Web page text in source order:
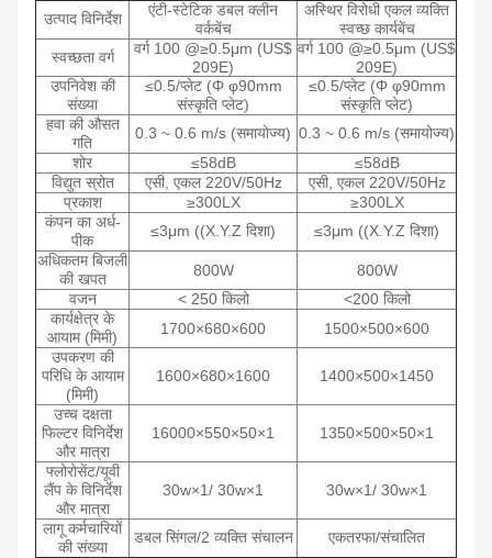
उत्पाद विनिर्देश
एंटी-स्टेटिक डबल क्लीन
वर्कबेंच
अस्थिर विरोधी एकल व्यक्ति
स्वच्छ कार्यबेंच
स्वच्छता वर्ग
वर्ग 100 @≥0.5μm (US$
209E)
वर्ग 100 @≥0.5μm (US$
209E)
उपनिवेश की
संख्या
≤0.5/प्लेट (Φ φ90mm
संस्कृति प्लेट)
≤0.5/प्लेट (Φ φ90mm
संस्कृति प्लेट)
हवा की औसत
गति
0.3 ~ 0.6 m/s (समायोज्य) 0.3 ~ 0.6 m/s (समायोज्य)
शोर
≤58dB
≤58dB
विद्युत स्रोत
एसी, एकल 220V/50Hz
एसी, एकल 220V/50Hz
प्रकाश
≥300LX
≥300LX
कंपन का अर्ध-
पीक
≤3μm ((X.Y.Z दिशा)
≤3μm ((X.Y.Z दिशा)
अधिकतम बिजली
की खपत
800W
800W
वजन
< 250 किलो
<200 किलो
कार्यक्षेत्र के
आयाम (मिमी)
1700×680×600
1500×500×600
उपकरण की
परिधि के आयाम
(मिमी)
1600×680×1600 1400×500×1450
उच्च दक्षता
फिल्टर विनिर्देश
और मात्रा
16000×550×50×1 1350×500×50×1
फ्लोरोसेंट/यूवी
लैंप के विनिर्देश
और मात्रा
30w×1/ 30w×1 30w×1/ 30w×1
लागू कर्मचारियों
की संख्या
डबल सिंगल/2 व्यक्ति संचालन एकतरफा/संचालित